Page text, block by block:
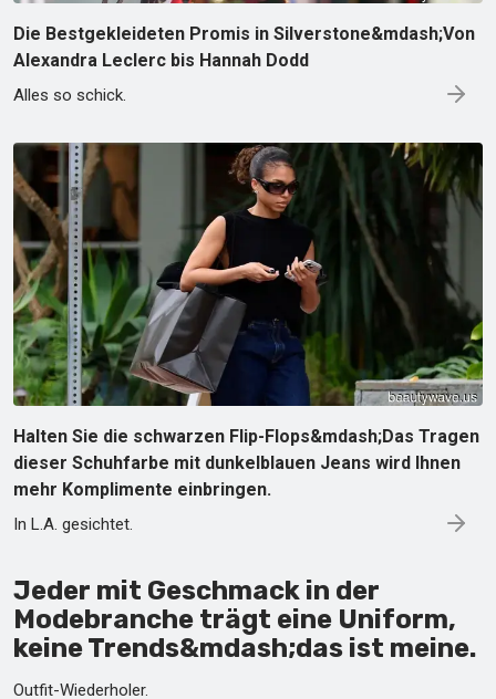
Die Bestgekleideten Promis in Silverstone&mdash;Von
Alexandra Leclerc bis Hannah Dodd
Alles so schick.
Halten Sie die schwarzen Flip-Flops&mdash;Das Tragen
dieser Schuhfarbe mit dunkelblauen Jeans wird Ihnen
mehr Komplimente einbringen.
In L.A. gesichtet.
Jeder mit Geschmack in der
Modebranche trägt eine Uniform,
keine Trends&mdash;das ist meine.
Outfit-Wiederholer.